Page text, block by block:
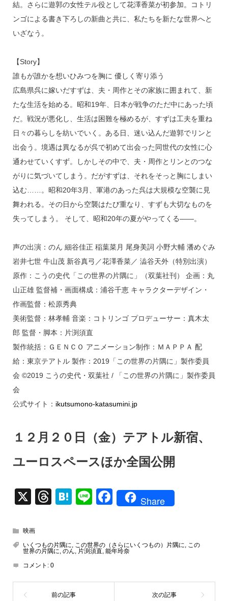
結。さらに遊郭の女性テル役として花澤香菜が初参加。コトリ
ンゴによる書き下ろしの新曲と共に、私たちを新たな世界へと
いざなう。
【Story】
誰もが誰かを想いひみつを胸に 優しく寄り添う
広島県呉に嫁いだすずは、夫・周作とその家族に囲まれて、新
たな生活を始める。昭和19年、日本が戦争のただ中にあった頃
だ。戦況が悪化し、生活は困難を極めるが、すずは工夫を重ね
日々の暮らしを紡いでいく。ある日、迷い込んだ遊郭でリンと
出会う。境遇は異なるが呉で初めて出会った同世代の女性に心
通わせていくすず。しかしその中で、夫・周作とリンとのつな
がりに気づいてしまう。だがすずは、それをそっと胸にしまい
込む……。昭和20年3月、軍港のあった呉は大規模な空襲に見
舞われる。その日から空襲はたび重なり、すずも大切なものを
失ってしまう。 そして、昭和20年の夏がやってくる――。
声の出演：のん 細谷佳正 稲葉菜月 尾身美詞 小野大輔 潘めぐみ
岩井七世 牛山茂 新谷真弓／花澤香菜／ 澁谷天外（特別出演）
原作：こうの史代「この世界の片隅に」（双葉社刊） 企画：丸
山正雄 監督補・画面構成：浦谷千恵 キャラクターデザイン・
作画監督：松原秀典
美術監督：林孝輔 音楽：コトリンゴ プロデューサー：真木太
郎 監督・脚本：片渕須直
製作統括：ＧＥＮＣＯ アニメーション制作：ＭＡＰＰＡ 配
給：東京テアトル 製作：2019「この世界の片隅に」製作委員
会 ©2019 こうの史代・双葉社 / 「この世界の片隅に」製作委員
会
公式サイト： ikutsumono-katasumini.jp
１２月２０日（金）テアトル新宿、
ユーロスペースほか全国公開
X
T
a
d
s
H
n
Li
F
e
o
Share
映画
いくつもの片隅に, この世界の（さらにいくつもの）片隅に, この
世界の片隅に, のん, 片渕須直, 能年玲奈
コメント: 0